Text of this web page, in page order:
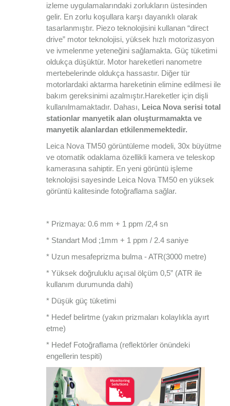
izleme uygulamalarındaki zorlukların üstesinden
gelir. En zorlu koşullara karşı dayanıklı olarak
tasarlanmıştır. Piezo teknolojisini kullanan “direct
drive” motor teknolojisi, yüksek hızlı motorizasyon
ve ivmelenme yeteneğini sağlamakta. Güç tüketimi
oldukça düşüktür. Motor hareketleri nanometre
mertebelerinde oldukça hassastır. Diğer tür
motorlardaki aktarma hareketinin elimine edilmesi ile
bakım gereksinimi azalmıştır.Hareketler için dişli
kullanılmamaktadır. Dahası, Leica Nova serisi total
stationlar manyetik alan oluşturmamakta ve
manyetik alanlardan etkilenmemektedir.
Leica Nova TM50 görüntüleme modeli, 30x büyütme
ve otomatik odaklama özellikli kamera ve teleskop
kamerasına sahiptir. En yeni görüntü işleme
teknolojisi sayesinde Leica Nova TM50 en yüksek
görüntü kalitesinde fotoğraflama sağlar.
* Prizmaya: 0.6 mm + 1 ppm /2,4 sn
* Standart Mod ;1mm + 1 ppm / 2.4 saniye
* Uzun mesafeprizma bulma - ATR(3000 metre)
* Yüksek doğruluklu açısal ölçüm 0,5” (ATR ile
kullanım durumunda dahi)
* Düşük güç tüketimi
* Hedef belirtme (yakın prizmaları kolaylıkla ayırt
etme)
* Hedef Fotoğraflama (reflektörler önündeki
engellerin tespiti)